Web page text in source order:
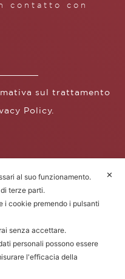
contatto con
sul trattamento
Policy
dal POS FESR
Borgioli Srl – Via
✕
al suo funzionamento.
terze parti.
i cookie premendo i pulsanti
senza accettare.
personali possono essere
l'efficacia della